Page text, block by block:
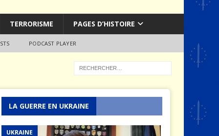
TERRORISME PAGES D’HISTOIRE
PODCAST PLAYER
LA GUERRE EN UKRAINE
UKRAINE